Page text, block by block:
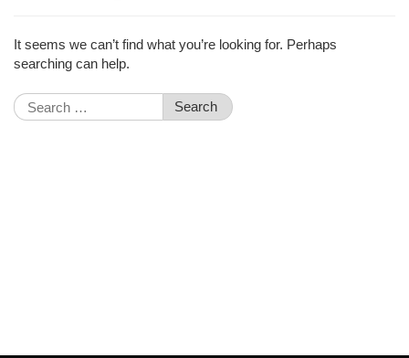
It seems we can’t find what you’re looking for. Perhaps
searching can help.
Search
for: